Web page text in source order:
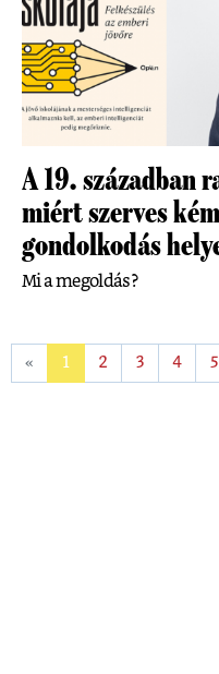
A 19. században
miért szerves
gondolkodás
Mi a megoldás?
« 1 2 3 4 5